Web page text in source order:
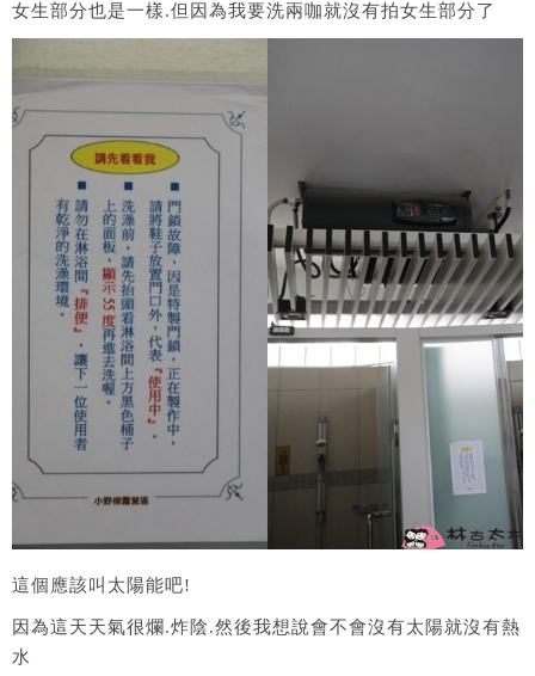
女生部分也是一樣.但因為我要洗兩咖就沒有拍女生部分了
這個應該叫太陽能吧!
因為這天天氣很爛.炸陰.然後我想說會不會沒有太陽就沒有熱
水